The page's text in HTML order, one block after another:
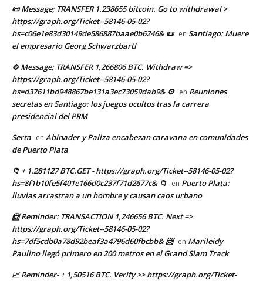
📜 Message; TRANSFER 1.238655 bitcoin. Go to withdrawal >
https://graph.org/Ticket--58146-05-02?
hs=c06e1e83d30149de586887baae0b6246& 📜 en Santiago: Muere
el empresario Georg Schwarzbartl
⚙ Message; TRANSFER 1,266806 BTC. Withdraw =>
https://graph.org/Ticket--58146-05-02?
hs=d37611bd948867be131a3ec73059dab9& ⚙ en Reuniones
secretas en Santiago: los juegos ocultos tras la carrera
presidencial del PRM
Serta en Abinader y Paliza encabezan caravana en comunidades
de Puerto Plata
📁 + 1.281127 BTC.GET - https://graph.org/Ticket--58146-05-02?
hs=8f1b10fe5f401e166d0c237f71d2677c& 📁 en Puerto Plata:
lluvias arrastran a un hombre y causan caos urbano
📨 Reminder: TRANSACTION 1,246656 BTC. Next =>
https://graph.org/Ticket--58146-05-02?
hs=7df5cdb0a78d92beaf3a4796d60fbcbb& 📨 en Marileidy
Paulino llegó primero en 200 metros en el Grand Slam Track
📈 Reminder- + 1,50516 BTC. Verify >> https://graph.org/Ticket-